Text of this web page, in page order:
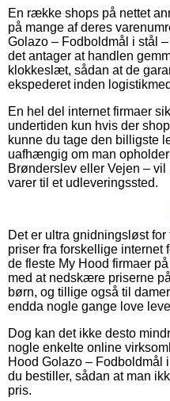
En række shops på nettet
på mange af deres
Golazo – Fodboldmål i stål
det antager at handlen
klokkeslæt, sådan at de
ekspederet inden
En hel del internet firmaer
undertiden kun hvis der
kunne du tage den billigste
uafhængig om man
Brønderslev eller Vejen –
varer til et udleveringssted.
Det er ultra gnidningsløst for
priser fra forskellige
de fleste My Hood firmaer
med at nedskære priserne
børn, og tillige også til
endda nogle gange love
Dog kan det ikke desto
nogle enkelte online
Hood Golazo – Fodboldmål
du bestiller, sådan at man
pris.